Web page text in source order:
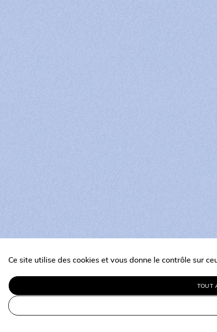
Ce site utilise des cookies et vous donne le contrôle sur
TOUT